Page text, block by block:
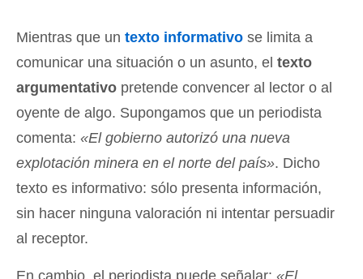
Mientras que un texto informativo se limita a
comunicar una situación o un asunto, el texto
argumentativo pretende convencer al lector o al
oyente de algo. Supongamos que un periodista
comenta: «El gobierno autorizó una nueva
explotación minera en el norte del país». Dicho
texto es informativo: sólo presenta información,
sin hacer ninguna valoración ni intentar persuadir
al receptor.
En cambio, el periodista puede señalar: «El